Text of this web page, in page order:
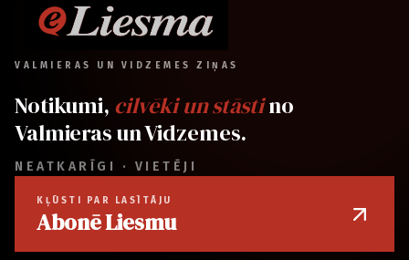
VALMIERAS UN VIDZEMES ZIŅAS
Notikumi, cilvēki un stāstino
Valmieras un Vidzemes.
NEATKARĪGI · VIETĒJI
KĻŪSTI PAR LASĪTĀJU
Abonē Liesmu